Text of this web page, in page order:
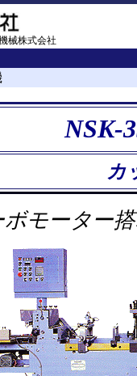
械株式会社
NSK-
カ
ボモーター